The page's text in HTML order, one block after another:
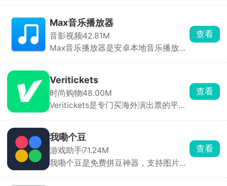
Max音乐播放器
音影视频42.81M
Max音乐播放器是安卓本地音乐播放
强、音质好。界面干净，无开屏、弹窗
与信息流广告，听歌无干扰。
查看
Veritickets
时尚购物48.00M
Veritickets是专门买海外演出票的平
方便。承诺假票 / 无法入场全额退款 +
赔票价，电子票直接存在APP里，现场
扫码进。适合经常看港澳台、日韩、欧
美演唱会，怕买到假票、嫌官方难抢的
查看
我嘞个豆
游戏助手71.24M
我嘞个豆是免费拼豆神器，支持图片AI
查看